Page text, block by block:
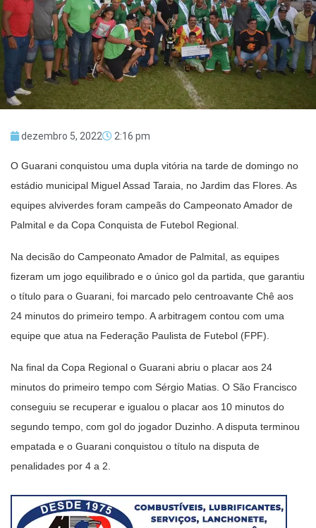
dezembro 5, 2022 2:16 pm
O Guarani conquistou uma dupla vitória na tarde de domingo no
estádio municipal Miguel Assad Taraia, no Jardim das Flores. As
equipes alviverdes foram campeãs do Campeonato Amador de
Palmital e da Copa Conquista de Futebol Regional.
Na decisão do Campeonato Amador de Palmital, as equipes
fizeram um jogo equilibrado e o único gol da partida, que garantiu
o título para o Guarani, foi marcado pelo centroavante Chê aos
24 minutos do primeiro tempo. A arbitragem contou com uma
equipe que atua na Federação Paulista de Futebol (FPF).
Na final da Copa Regional o Guarani abriu o placar aos 24
minutos do primeiro tempo com Sérgio Matias. O São Francisco
conseguiu se recuperar e igualou o placar aos 10 minutos do
segundo tempo, com gol do jogador Duzinho. A disputa terminou
empatada e o Guarani conquistou o título na disputa de
penalidades por 4 a 2.